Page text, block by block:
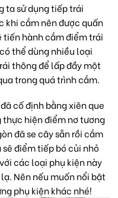
ta sử dụng tiếp trái
khi cắm nên được quấn
tiến hành cắm điểm trái
thể dùng nhiều loại
thông để lấp đầy một
trong quá trình cắm.
cố định bằng xiên que
hiện điểm nơ tương
đã se cây sẵn rồi cắm
điểm tiếp bó củi nhỏ
các loại phụ kiện này
Nên nếu muốn nổi bật
phụ kiện khác nhé!